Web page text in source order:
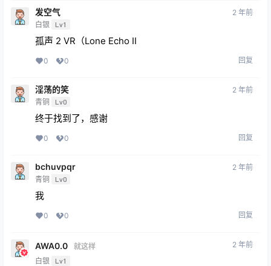
发空气
白银 Lv1
2 年前
孤声 2 VR（Lone Echo II
0 0 回复
淫荡的笑
青铜 Lv0
2 年前
终于找到了，感谢
0 0 回复
bchuvpqr
青铜 Lv0
2 年前
我
0 0 回复
AWA0.0
就这样
白银
Lv1
2 年前